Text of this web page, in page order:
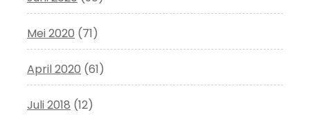
Mei 2020 (71)
April 2020 (61)
Juli 2018 (12)